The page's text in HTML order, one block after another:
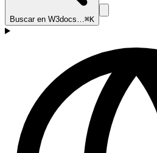
Buscar en W3docs…⌘K